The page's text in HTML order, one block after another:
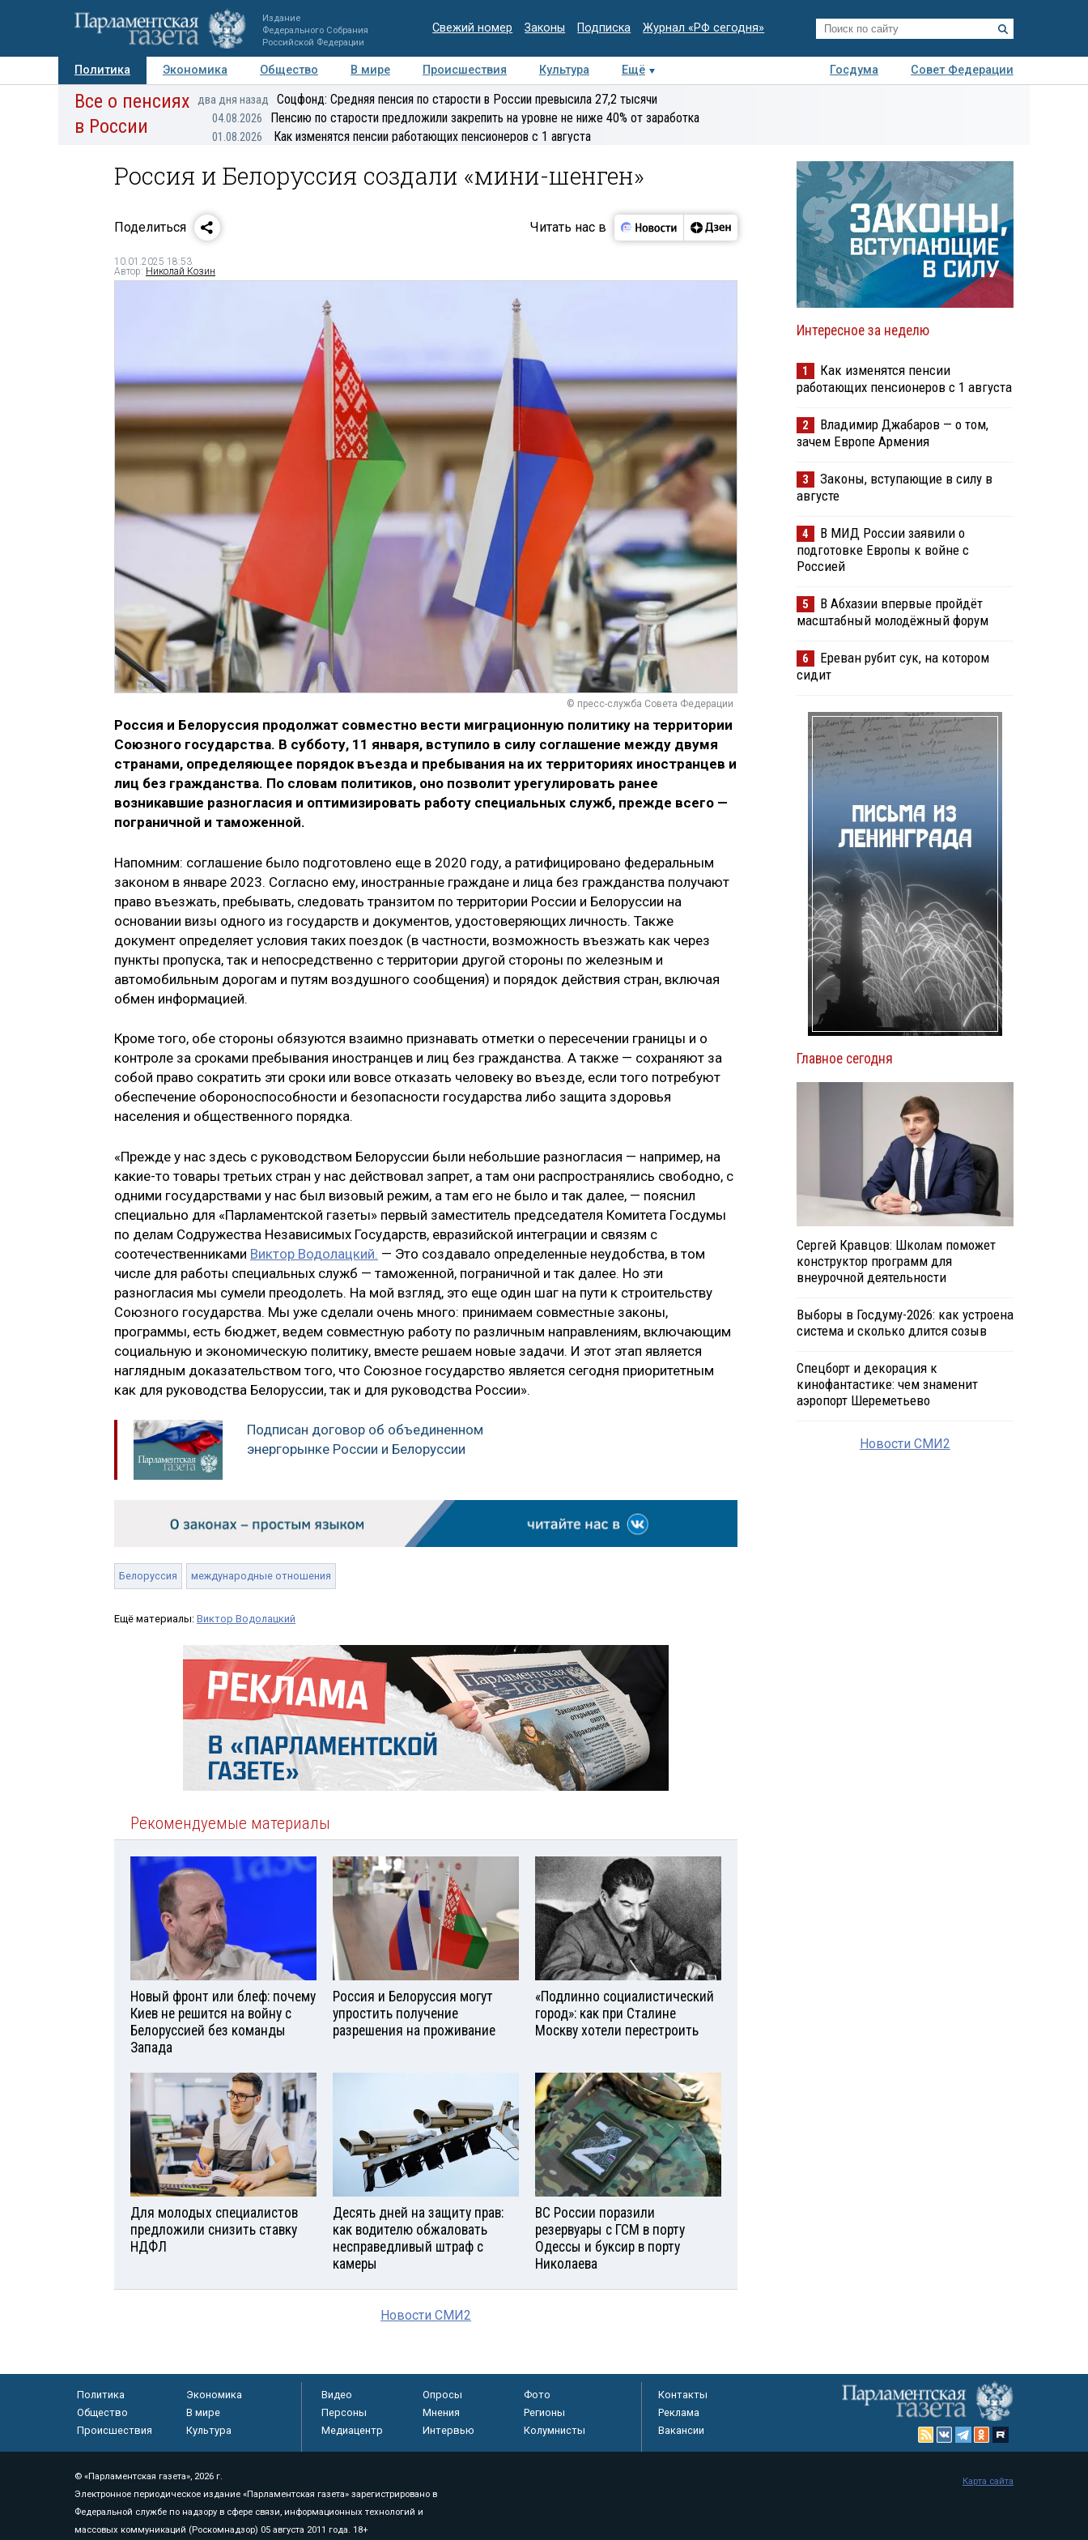
Издание
Федерального Собрания
Российской Федерации
Свежий номер Законы Подписка Журнал «РФ сегодня»
Политика Экономика Общество В мире Происшествия Культура Ещё Госдума
Совет Федерации
Авторы Персоны Мнения Регионы Медиацентр Интервью Колумнисты
Все о пенсиях
в России
два дня назад Соцфонд: Средняя пенсия по старости в России превысила 27,2 тысячи
04.08.2026 Пенсию по старости предложили закрепить на уровне не ниже 40% от заработка
01.08.2026 Как изменятся пенсии работающих пенсионеров с 1 августа
Россия и Белоруссия создали «мини-шенген»
Поделиться Читать нас в
10.01.2025 18:53
Автор: Николай Козин
© пресс-служба Совета Федерации
Россия и Белоруссия продолжат совместно вести миграционную политику на территории
Союзного государства. В субботу, 11 января, вступило в силу соглашение между двумя
странами, определяющее порядок въезда и пребывания на их территориях иностранцев и
лиц без гражданства. По словам политиков, оно позволит урегулировать ранее
возникавшие разногласия и оптимизировать работу специальных служб, прежде всего —
пограничной и таможенной.
Напомним: соглашение было подготовлено еще в 2020 году, а ратифицировано федеральным
законом в январе 2023. Согласно ему, иностранные граждане и лица без гражданства получают
право въезжать, пребывать, следовать транзитом по территории России и Белоруссии на
основании визы одного из государств и документов, удостоверяющих личность. Также
документ определяет условия таких поездок (в частности, возможность въезжать как через
пункты пропуска, так и непосредственно с территории другой стороны по железным и
автомобильным дорогам и путям воздушного сообщения) и порядок действия стран, включая
обмен информацией.
Кроме того, обе стороны обязуются взаимно признавать отметки о пересечении границы и о
контроле за сроками пребывания иностранцев и лиц без гражданства. А также — сохраняют за
собой право сократить эти сроки или вовсе отказать человеку во въезде, если того потребуют
обеспечение обороноспособности и безопасности государства либо защита здоровья
населения и общественного порядка.
«Прежде у нас здесь с руководством Белоруссии были небольшие разногласия — например, на
какие-то товары третьих стран у нас действовал запрет, а там они распространялись свободно, с
одними государствами у нас был визовый режим, а там его не было и так далее, — пояснил
специально для «Парламентской газеты» первый заместитель председателя Комитета Госдумы
по делам Содружества Независимых Государств, евразийской интеграции и связям с
соотечественниками Виктор Водолацкий. — Это создавало определенные неудобства, в том
числе для работы специальных служб — таможенной, пограничной и так далее. Но эти
разногласия мы сумели преодолеть. На мой взгляд, это еще один шаг на пути к строительству
Союзного государства. Мы уже сделали очень много: принимаем совместные законы,
программы, есть бюджет, ведем совместную работу по различным направлениям, включающим
социальную и экономическую политику, вместе решаем новые задачи. И этот этап является
наглядным доказательством того, что Союзное государство является сегодня приоритетным
как для руководства Белоруссии, так и для руководства России».
Подписан договор об объединенном
энергорынке России и Белоруссии
Белоруссия международные отношения
Ещё материалы: Виктор Водолацкий
Рекомендуемые материалы
Новый фронт или блеф: почему
Киев не решится на войну с
Белоруссией без команды
Запада
Россия и Белоруссия могут
упростить получение
разрешения на проживание
«Подлинно социалистический
город»: как при Сталине
Москву хотели перестроить
Для молодых специалистов
предложили снизить ставку
НДФЛ
Десять дней на защиту прав:
как водителю обжаловать
несправедливый штраф с
камеры
ВС России поразили
резервуары с ГСМ в порту
Одессы и буксир в порту
Николаева
Новости СМИ2
Интересное за неделю
1
Как изменятся пенсии
работающих пенсионеров с 1 августа
2
Владимир Джабаров — о том,
зачем Европе Армения
3
Законы, вступающие в силу в
августе
4
В МИД России заявили о
подготовке Европы к войне с
Россией
5
В Абхазии впервые пройдёт
масштабный молодёжный форум
6
Ереван рубит сук, на котором
сидит
Главное сегодня
Сергей Кравцов: Школам поможет
конструктор программ для
внеурочной деятельности
Выборы в Госдуму-2026: как устроена
система и сколько длится созыв
Спецборт и декорация к
кинофантастике: чем знаменит
аэропорт Шереметьево
Новости СМИ2
Политика
Экономика
Общество
В мире
Происшествия
Культура
Видео Опросы
Фото
Персоны
Мнения
Регионы
Медиацентр
Интервью Колумнисты
Контакты
Реклама
Вакансии
© «Парламентская газета», 2026 г.
Электронное периодическое издание «Парламентская газета» зарегистрировано в
Федеральной службе по надзору в сфере связи, информационных технологий и
массовых коммуникаций (Роскомнадзор) 05 августа 2011 года. 18+
Карта сайта